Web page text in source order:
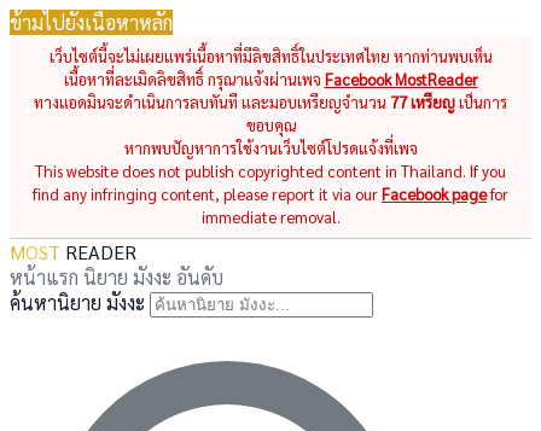
ข้ามไปยังเนื้อหาหลัก
เว็บไซต์นี้จะไม่เผยแพร่เนื้อหาที่มีลิขสิทธิ์ในประเทศไทย หากท่านพบเห็น
เนื้อหาที่ละเมิดลิขสิทธิ์ กรุณาแจ้งผ่านเพจ Facebook MostReader
ทางแอดมินจะดำเนินการลบทันที และมอบเหรียญจำนวน 77 เหรียญเป็นการ
ขอบคุณ
หากพบปัญหาการใช้งานเว็บไซต์โปรดแจ้งที่เพจ
This website does not publish copyrighted content in Thailand. If you
find any infringing content, please report it via ourFacebook pagefor
immediate removal.
MOST READER
หน้าแรก นิยาย มังงะ อันดับ
ค้นหานิยาย มังงะ